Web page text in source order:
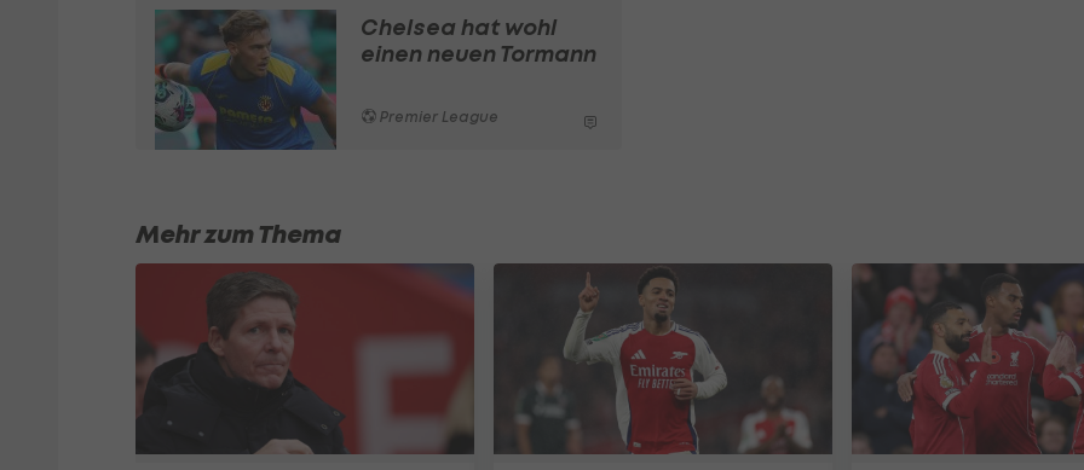
Chelsea hat wohl
einen neuen Tormann
Premier League
Mehr zum Thema